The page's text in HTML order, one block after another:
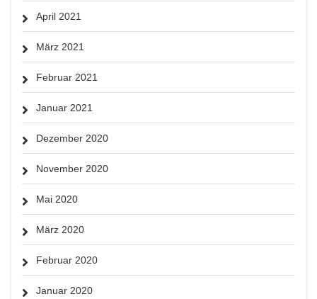
April 2021
März 2021
Februar 2021
Januar 2021
Dezember 2020
November 2020
Mai 2020
März 2020
Februar 2020
Januar 2020